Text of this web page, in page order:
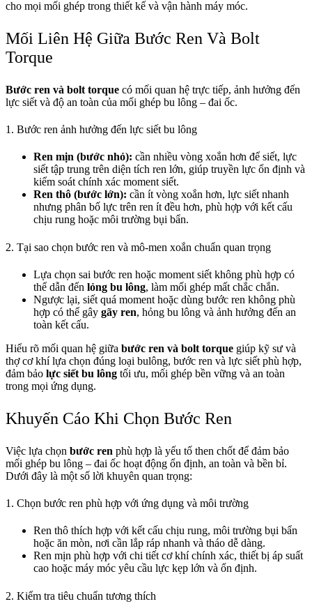
cho mọi mối ghép trong thiết kế và vận hành máy móc.
Mối Liên Hệ Giữa Bước Ren Và Bolt
Torque
Bước ren và bolt torque có mối quan hệ trực tiếp, ảnh hưởng đến
lực siết và độ an toàn của mối ghép bu lông – đai ốc.
1. Bước ren ảnh hưởng đến lực siết bu lông
Ren mịn (bước nhỏ): cần nhiều vòng xoắn hơn để siết, lực
siết tập trung trên diện tích ren lớn, giúp truyền lực ổn định và
kiểm soát chính xác moment siết.
Ren thô (bước lớn): cần ít vòng xoắn hơn, lực siết nhanh
nhưng phân bố lực trên ren ít đều hơn, phù hợp với kết cấu
chịu rung hoặc môi trường bụi bẩn.
2. Tại sao chọn bước ren và mô-men xoắn chuẩn quan trọng
Lựa chọn sai bước ren hoặc moment siết không phù hợp có
thể dẫn đến lỏng bu lông, làm mối ghép mất chắc chắn.
Ngược lại, siết quá moment hoặc dùng bước ren không phù
hợp có thể gây gãy ren, hỏng bu lông và ảnh hưởng đến an
toàn kết cấu.
Hiểu rõ mối quan hệ giữa bước ren và bolt torque giúp kỹ sư và
thợ cơ khí lựa chọn đúng loại bulông, bước ren và lực siết phù hợp,
đảm bảo lực siết bu lông tối ưu, mối ghép bền vững và an toàn
trong mọi ứng dụng.
Khuyến Cáo Khi Chọn Bước Ren
Việc lựa chọn bước ren phù hợp là yếu tố then chốt để đảm bảo
mối ghép bu lông – đai ốc hoạt động ổn định, an toàn và bền bỉ.
Dưới đây là một số lời khuyên quan trọng:
1. Chọn bước ren phù hợp với ứng dụng và môi trường
Ren thô thích hợp với kết cấu chịu rung, môi trường bụi bẩn
hoặc ăn mòn, nơi cần lắp ráp nhanh và tháo dễ dàng.
Ren mịn phù hợp với chi tiết cơ khí chính xác, thiết bị áp suất
cao hoặc máy móc yêu cầu lực kẹp lớn và ổn định.
2. Kiểm tra tiêu chuẩn tương thích